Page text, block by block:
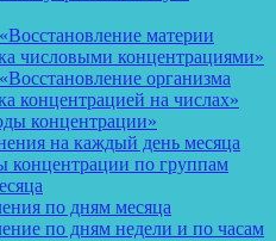
материи
числовыми концентрациями»
организма
концентрацией на числах»
концентрации»
на каждый день месяца
концентрации по группам
по дням месяца
по дням недели и по часам